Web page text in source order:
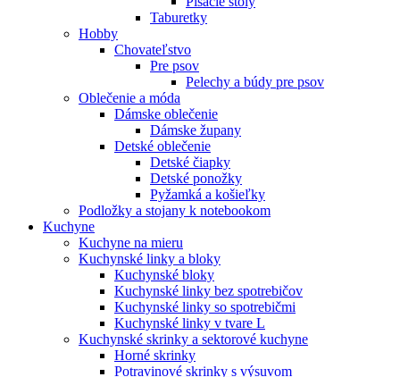
Taburetky
Hobby
Chovateľstvo
Pre psov
Pelechy a búdy pre psov
Oblečenie a móda
Dámske oblečenie
Dámske župany
Detské oblečenie
Detské čiapky
Detské ponožky
Pyžamká a košieľky
Podložky a stojany k notebookom
Kuchyne
Kuchyne na mieru
Kuchynské linky a bloky
Kuchynské bloky
Kuchynské linky bez spotrebičov
Kuchynské linky so spotrebičmi
Kuchynské linky v tvare L
Kuchynské skrinky a sektorové kuchyne
Horné skrinky
Potravinové skrinky s výsuvom